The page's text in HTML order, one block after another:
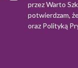
przez Warto
potwierdzam,
oraz Polityką